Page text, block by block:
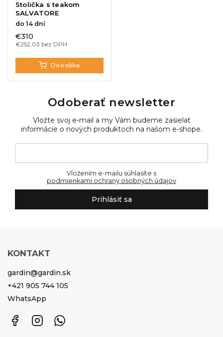
Stolička s teakom
SALVATORE
do 14 dní
€252,03 bez DPH
€310
Do košíka
Odoberať newsletter
Vložte svoj e-mail a my Vám budeme zasielať
informácie o nových produktoch na našom e-shope.
podmienkami ochrany osobných údajov
Prihlásiť sa
KONTAKT
gardin@gardin.sk
+421 905 744 105
WhatsApp
FacebookInstagram